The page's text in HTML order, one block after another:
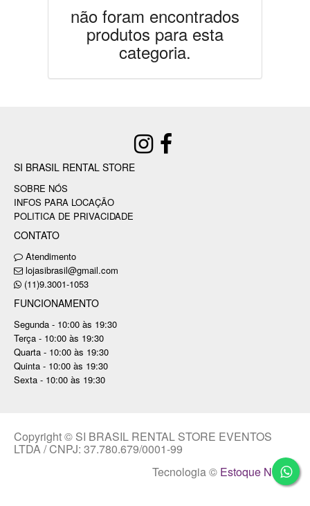
não foram encontrados
produtos para esta
categoria.
SI BRASIL RENTAL STORE
SOBRE NÓS
INFOS PARA LOCAÇÃO
POLITICA DE PRIVACIDADE
CONTATO
Atendimento
lojasibrasil@gmail.com
(11)9.3001-1053
FUNCIONAMENTO
Segunda - 10:00 às 19:30
Terça - 10:00 às 19:30
Quarta - 10:00 às 19:30
Quinta - 10:00 às 19:30
Sexta - 10:00 às 19:30
Copyright © SI BRASIL RENTAL STORE EVENTOS
LTDA / CNPJ: 37.780.679/0001-99
Tecnologia © Estoque NOW.